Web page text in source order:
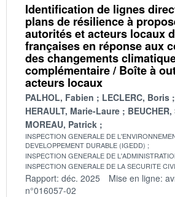
Identification de lignes
plans de résilience à
autorités et acteurs locaux
françaises en réponse aux
des changements
complémentaire / Boîte à
acteurs locaux
PALHOL, Fabien
LECLERC, Boris
HERAULT, Marie-Laure
MOREAU, Patrick
INSPECTION GENERALE DE
DEVELOPPEMENT DURABLE (IGEDD)
INSPECTION GENERALE DE
INSPECTION GENERALE DE LA SECURITE
Rapport: déc. 2025 Mise en ligne:
n°016057-02